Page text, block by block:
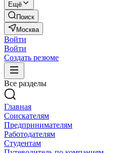
Ещё
Поиск
Москва
Войти
Войти
Создать резюме
Все разделы
Главная
Соискателям
Предпринимателям
Работодателям
Студентам